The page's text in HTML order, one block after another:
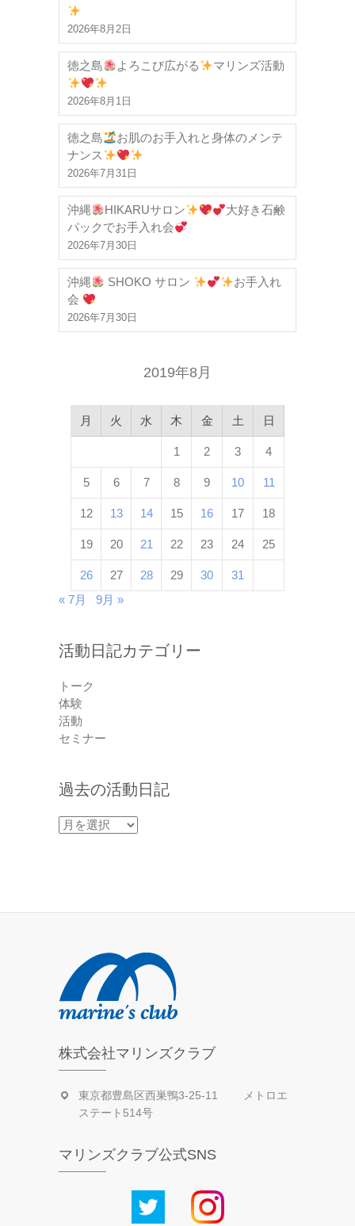
2026年8月2日
徳之島 よろこび広がる マリンズ活動
2026年8月1日
徳之島
お肌のお手入れと身体のメンテ
ナンス
2026年7月31日
沖縄 HIKARUサロン
大好き石鹸
パックでお手入れ会
2026年7月30日
沖縄 SHOKO サロン
お手入れ
会
2026年7月30日
2019年8月
月 火 水 木 金 土 日
1 2 3 4
5 6 7 8 9 10 11
12 13 14 15 16 17 18
19 20 21 22 23 24 25
26 27 28 29 30
31
« 7月
9月 »
活動日記カテゴリー
トーク
体験
活動
セミナー
過去の活動日記
過
日
株式会社マリンズクラブ
東京都豊島区西巣鴨3-25-11 メトロエ
ステート514号
マリンズクラブ公式SNS